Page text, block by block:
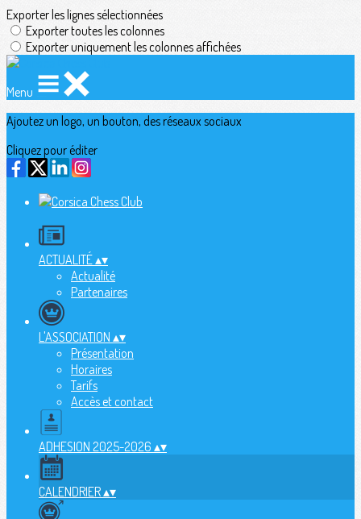
Exporter les lignes sélectionnées
Exporter toutes les colonnes
Exporter uniquement les colonnes affichées
Menu
Ajoutez un logo, un bouton, des réseaux sociaux
Cliquez pour éditer
ACTUALITÉ▴▾
Actualité
Partenaires
L'ASSOCIATION ▴▾
Présentation
Horaires
Tarifs
Accès et contact
ADHESION 2025-2026 ▴▾
CALENDRIER▴▾